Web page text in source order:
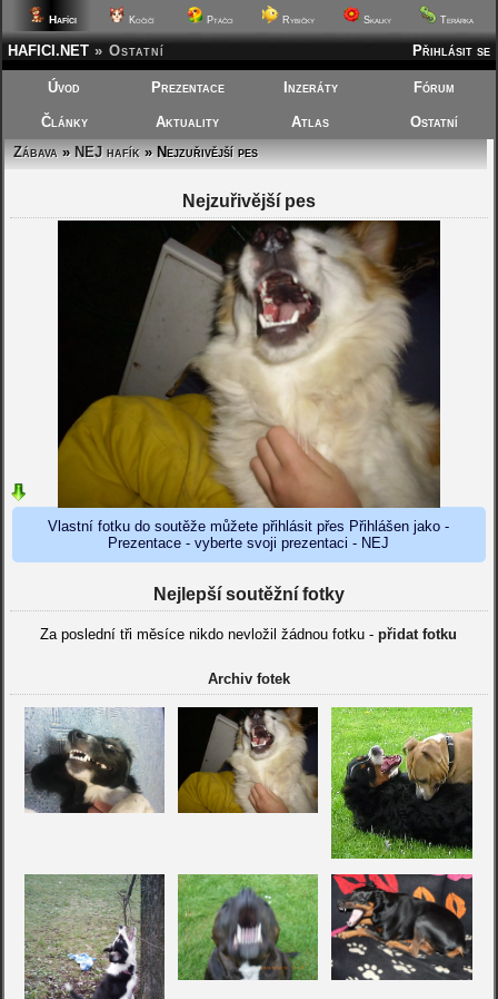
Hafíci Kočičí Ptáčci Rybičky Skalky Terárka
Přihlásit se
HAFICI.NET » Ostatní
Úvod Prezentace Inzeráty Fórum
Články Aktuality Atlas
Ostatní
Zábava»NEJ hafík» Nejzuřivější pes
Nejzuřivější pes
Vlastní fotku do soutěže můžete přihlásit přes Přihlášen jako -
Prezentace - vyberte svoji prezentaci - NEJ
Nejlepší soutěžní fotky
Za poslední tři měsíce nikdo nevložil žádnou fotku -přidat fotku
Archiv fotek